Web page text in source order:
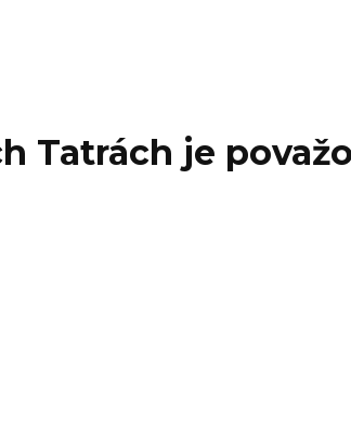
Tatrách je